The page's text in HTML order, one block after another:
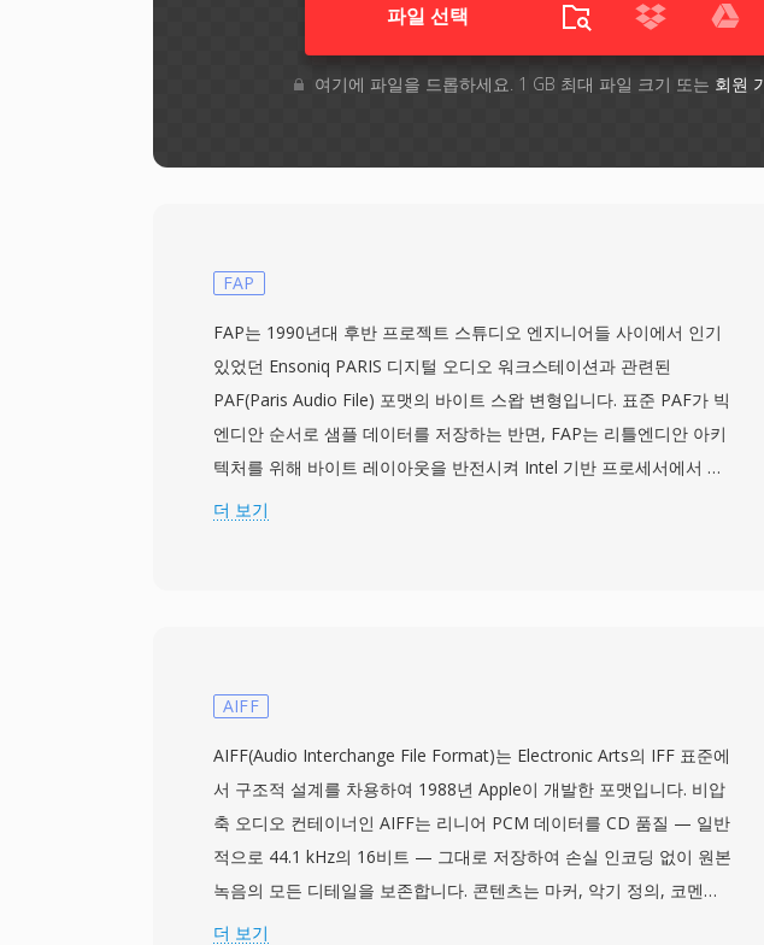
파일 선택
여기에 파일을 드롭하세요. 1 GB 최대 파일 크기 또는 회원
FAP
FAP는 1990년대 후반 프로젝트 스튜디오 엔지니어들 사이에서 인기
있었던 Ensoniq PARIS 디지털 오디오 워크스테이션과 관련된
PAF(Paris Audio File) 포맷의 바이트 스왑 변형입니다. 표준 PAF가 빅
엔디안 순서로 샘플 데이터를 저장하는 반면, FAP는 리틀엔디안 아키
텍처를 위해 바이트 레이아웃을 반전시켜 Intel 기반 프로세서에서 런
타임 바이트 스왑 비용 없이 직접 메모리 매핑이 가능합니다. 기본 페
현대 포맷으로 변환하는 가장 접근하기 쉬운 도구입니다. 틈새 출신에
되고 결정적이어서 청크 기반 컨테이너에서 가끔 발생하는 모호함을
제거합니다. 장점으로는 비트 단위 완벽한 오디오 보존, 네이티브 바
이트 순서로 인한 x86 하드웨어에서의 빠른 I/O, 원시 PCM 도구와의
간편한 상호운용성이 있습니다.
더 보기
AIFF
AIFF(Audio Interchange File Format)는 Electronic Arts의 IFF 표준에
서 구조적 설계를 차용하여 1988년 Apple이 개발한 포맷입니다. 비압
축 오디오 컨테이너인 AIFF는 리니어 PCM 데이터를 CD 품질 — 일반
적으로 44.1 kHz의 16비트 — 그대로 저장하여 손실 인코딩 없이 원본
녹음의 모든 디테일을 보존합니다. 콘텐츠는 마커, 악기 정의, 코멘트
등의 메타데이터를 포함할 수 있는 청크로 구성됩니다. macOS 환경
더 보기